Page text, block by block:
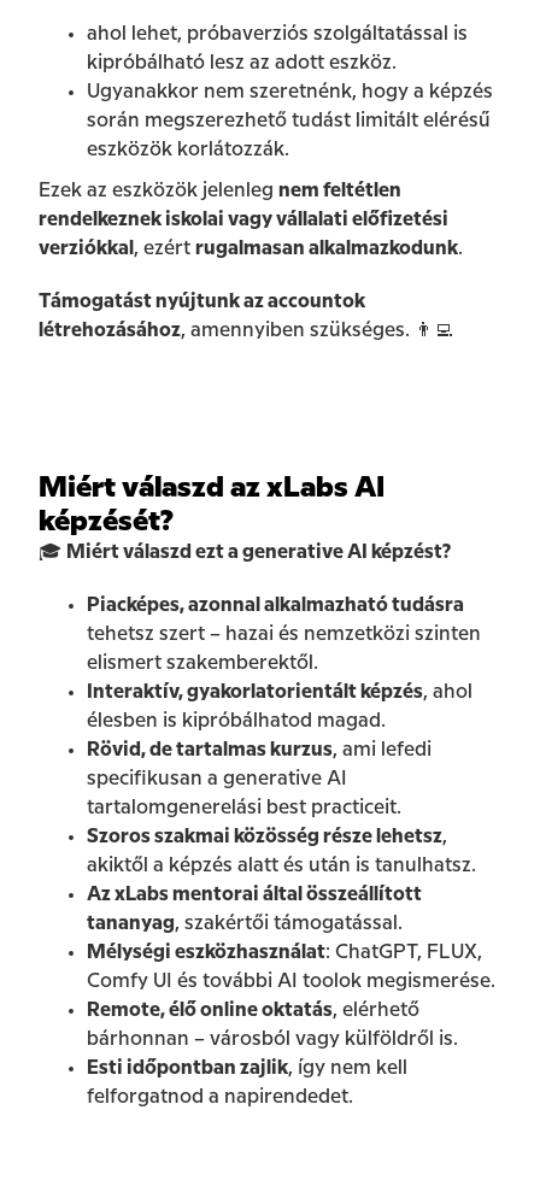
ahol lehet, próbaverziós szolgáltatással is
kipróbálható lesz az adott eszköz.
Ugyanakkor nem szeretnénk, hogy a képzés
során megszerezhető tudást limitált elérésű
eszközök korlátozzák.
Ezek az eszközök jelenleg nem feltétlen
rendelkeznek iskolai vagy vállalati előfizetési
verziókkal , ezért rugalmasan alkalmazkodunk.
Támogatást nyújtunk az accountok
létrehozásához, amennyiben szükséges. 👨‍💻
Miért válaszd az xLabs AI
képzését?
🎓 Miért válaszd ezt a generative AI képzést?
Piacképes, azonnal alkalmazható tudásra
tehetsz szert – hazai és nemzetközi szinten
elismert szakemberektől.
Interaktív, gyakorlatorientált képzés, ahol
élesben is kipróbálhatod magad.
Rövid, de tartalmas kurzus, ami lefedi
specifikusan a generative AI
tartalomgenerelási best practiceit.
Szoros szakmai közösség része lehetsz,
akiktől a képzés alatt és után is tanulhatsz.
Az xLabs mentorai által összeállított
tananyag, szakértői támogatással.
Mélységi eszközhasználat: ChatGPT, FLUX,
Comfy UI és további AI toolok megismerése.
Remote, élő online oktatás, elérhető
bárhonnan – városból vagy külföldről is.
Esti időpontban zajlik, így nem kell
felforgatnod a napirendedet.